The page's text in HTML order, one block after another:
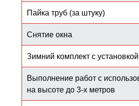
Пайка труб (за штуку)
Снятие окна
Зимний комплект с установкой
Выполнение работ с
на высоте до 3-х метров